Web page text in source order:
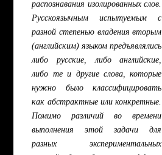
распознавания изолированных слов.
Русскоязычным испытуемым с
разной степенью владения вторым
(английским) языком предъявлялись
либо русские, либо английские,
либо те и другие слова, которые
нужно было классифицировать
как абстрактные или конкретные.
Помимо различий во времени
выполнения этой задачи для
разных экспериментальных